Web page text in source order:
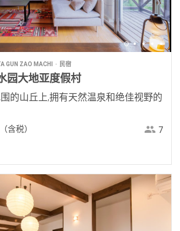
GUN ZAO MACHI 民宿
园大地亚度假村
的山丘上,拥有天然温泉和绝佳视野的
（含税） 7